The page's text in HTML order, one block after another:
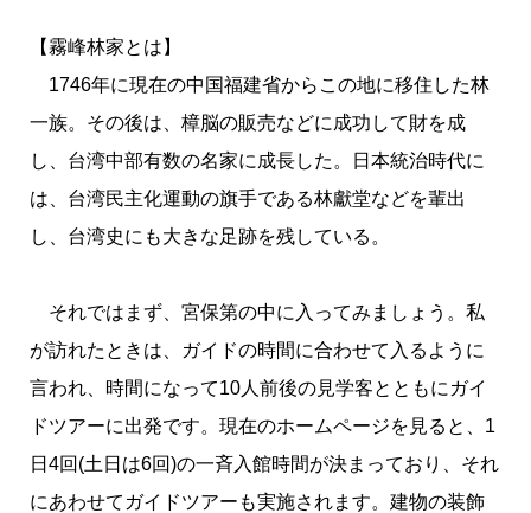
【霧峰林家とは】
1746年に現在の中国福建省からこの地に移住した林
一族。その後は、樟脳の販売などに成功して財を成
し、台湾中部有数の名家に成長した。日本統治時代に
は、台湾民主化運動の旗手である林獻堂などを輩出
し、台湾史にも大きな足跡を残している。
それではまず、宮保第の中に入ってみましょう。私
が訪れたときは、ガイドの時間に合わせて入るように
言われ、時間になって10人前後の見学客とともにガイ
ドツアーに出発です。現在のホームページを見ると、1
日4回(土日は6回)の一斉入館時間が決まっており、それ
にあわせてガイドツアーも実施されます。建物の装飾